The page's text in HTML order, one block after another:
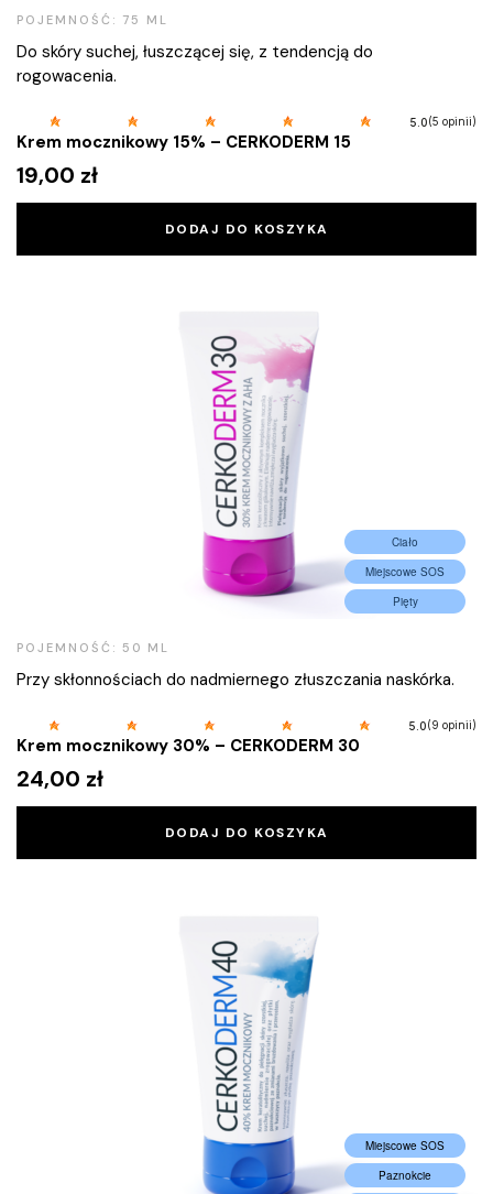
Krem mocznikowy 15% – CERKODERM 15
POJEMNOŚĆ: 75 ML
Do skóry suchej, łuszczącej się, z tendencją do
rogowacenia.
19,00 zł
5.0(5 opinii)
DODAJ DO KOSZYKA
Ciało
Miejscowe SOS
Pięty
Krem mocznikowy 30% – CERKODERM 30
POJEMNOŚĆ: 50 ML
Przy skłonnościach do nadmiernego złuszczania naskórka.
24,00 zł
5.0(9 opinii)
DODAJ DO KOSZYKA
Miejscowe SOS
Paznokcie